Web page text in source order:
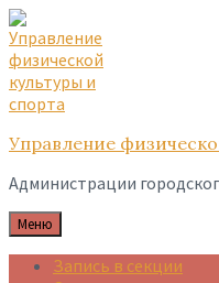
Skip
to
content
Skip
to
main
navigation
Skip
to
footer
Управление
Администрации
Меню
Запись в секции